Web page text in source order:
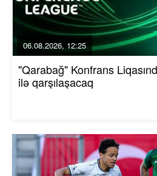
06.08.2026, 12:25
"Qarabağ" Konfrans
ilə qarşılaşacaq